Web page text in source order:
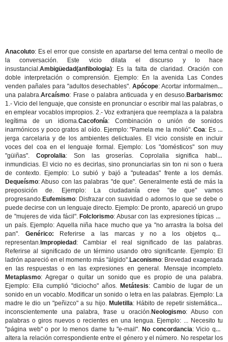
Anacoluto: Es el error que consiste en apartarse del tema central o meollo de
la conversación. Este vicio dilata el discurso y lo hace
insustancial.Ambigüedad(anfibologia): Es la falta de claridad. Oración con
doble interpretación o comprensión. Ejemplo: En la avenida Las Condes
venden pañales para "adultos desechables".Apócope: Acortar informalmente
una palabra.Arcaísmo: Frase o palabra anticuada y en desuso.Barbarismo:
1.- Vicio del lenguaje, que consiste en pronunciar o escribir mal las palabras, o
en emplear vocablos impropios. 2.- Voz extranjera que reemplaza a la palabra
legítima de un idioma.Cacofonía: Combinación o unión de sonidos
inarmónicos y poco gratos al oído. Ejemplo: "Pamela me la molió".Coa: Es la
jerga carcelaria y de los ambientes delictuales. El vicio consiste en incluir
voces del coa en el lenguaje formal. Ejemplo: Los "domésticos" son muy
"güiñas". Coprolalia: Son las groserías. Coprolalia significa hablar
inmundicias. El vicio no es decirlas, sino pronunciarlas sin ton ni son o fuera
de contexto. Ejemplo: Lo subió y bajó a "puteadas" frente a los demás.
Dequeísmo: Abuso con las palabras "de que". Generalmente está de más la
preposición de. Ejemplo: La ciudadanía cree "de que" vamos
progresando.Eufemismo: Disfrazar con suavidad o adornos lo que se debe o
puede decirse con un lenguaje directo. Ejemplo: De pronto, apareció un grupo
de "mujeres de vida fácil". Folclorismo: Abusar con las expresiones típicas de
un país. Ejemplo: Aquella niña hace mucho que ya "no arrastra la bolsa del
pan". Genérico: Referirse a las marcas y no a los objetos que
representan. Impropiedad : Cambiar el real significado de las palabras.
Referirse al significado de un término usando otro significante. Ejemplo: El
ladrón apareció en el momento más "álgido".Laconismo: Brevedad exagerada
en las respuestas o en las expresiones en general. Mensaje incompleto.
Metaplasmo: Agregar o quitar un sonido que es propio de una palabra.
Ejemplo: Ella cumplió "diciocho" años. Metátesis: Cambio de lugar de un
sonido en un vocablo. Modificar un sonido o letra en las palabras. Ejemplo: La
madre le dio un "peñizco" a su hijo. Muletilla: Hábito de repetir sistemática e
inconscientemente una palabra, frase u oración.Neologismo: Abuso con
palabras o giros nuevos o recientes en una lengua. Ejemplo: ... Necesito tu
"página web" o por lo menos dame tu "e-mail". No concordancia: Vicio que
altera la relación correspondiente entre el género y el número. No respetar los